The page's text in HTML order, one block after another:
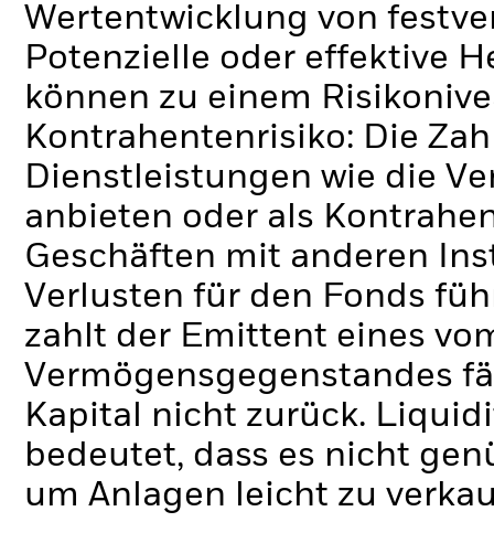
Wertentwicklung von
Potenzielle oder effektive
können zu einem
Kontrahentenrisiko: Die
Dienstleistungen wie die
anbieten oder als
Geschäften mit anderen
Verlusten für den Fonds
zahlt der Emittent eines
Vermögensgegenstandes
Kapital nicht zurück.
bedeutet, dass es nicht
um Anlagen leicht zu